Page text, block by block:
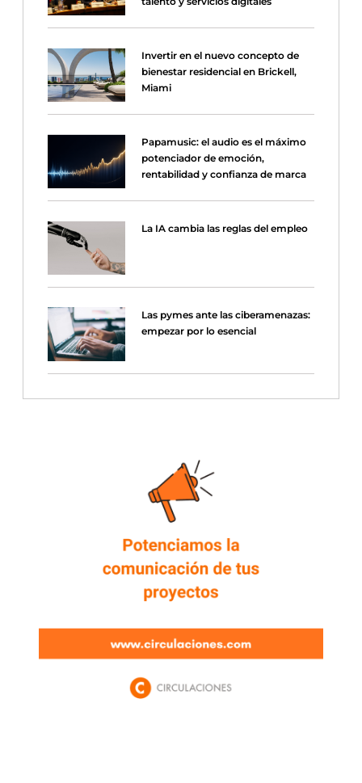
Invertir en el nuevo concepto de
bienestar residencial en Brickell,
Miami
Papamusic: el audio es el máximo
potenciador de emoción,
rentabilidad y confianza de marca
La IA cambia las reglas del empleo
Las pymes ante las ciberamenazas:
empezar por lo esencial